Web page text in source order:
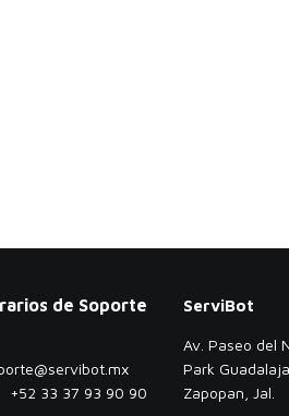
de Soporte
+52 33 37 93 90 90
ServiBot
Av. Paseo del
Park
Zapopan, Jal.